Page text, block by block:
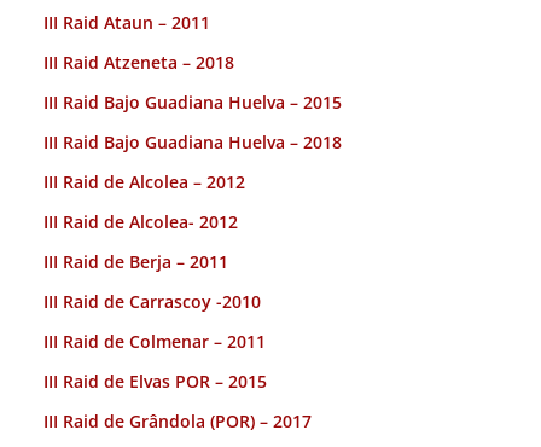
III Raid Ataun – 2011
III Raid Atzeneta – 2018
III Raid Bajo Guadiana Huelva – 2015
III Raid Bajo Guadiana Huelva – 2018
III Raid de Alcolea – 2012
III Raid de Alcolea- 2012
III Raid de Berja – 2011
III Raid de Carrascoy -2010
III Raid de Colmenar – 2011
III Raid de Elvas POR – 2015
III Raid de Grândola (POR) – 2017